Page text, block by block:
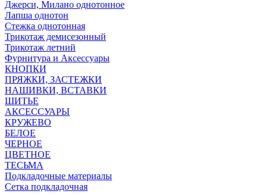
Джерси, Милано однотонное
Лапша однотон
Стежка однотонная
Трикотаж демисезонный
Трикотаж летний
Фурнитура и Аксессуары
КНОПКИ
ПРЯЖКИ, ЗАСТЕЖКИ
НАШИВКИ, ВСТАВКИ
ШИТЬЕ
АКСЕССУАРЫ
КРУЖЕВО
БЕЛОЕ
ЧЕРНОЕ
ЦВЕТНОЕ
ТЕСЬМА
Подкладочные материалы
Сетка подкладочная